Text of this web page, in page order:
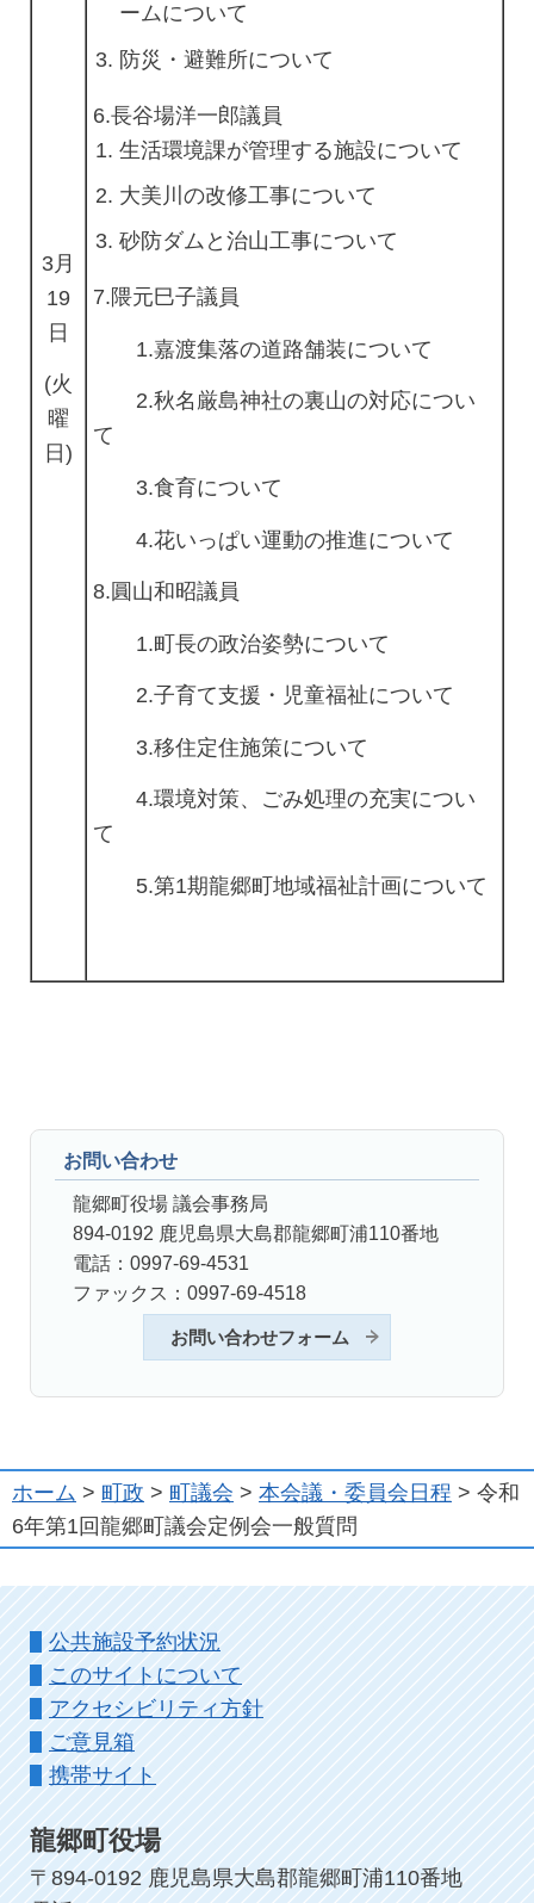
3月
19
日
(火
曜
日)
ームについて
防災・避難所について
6.長谷場洋一郎議員
生活環境課が管理する施設について
大美川の改修工事について
砂防ダムと治山工事について
7.隈元巳子議員
1.嘉渡集落の道路舗装について
2.秋名厳島神社の裏山の対応につい
て
3.食育について
4.花いっぱい運動の推進について
8.圓山和昭議員
1.町長の政治姿勢について
2.子育て支援・児童福祉について
3.移住定住施策について
4.環境対策、ごみ処理の充実につい
て
5.第1期龍郷町地域福祉計画について
お問い合わせ
龍郷町役場 議会事務局
894-0192 鹿児島県大島郡龍郷町浦110番地
電話：0997-69-4531
ファックス：0997-69-4518
お問い合わせフォーム
ホーム > 町政 > 町議会 > 本会議・委員会日程 > 令和
6年第1回龍郷町議会定例会一般質問
公共施設予約状況
このサイトについて
アクセシビリティ方針
ご意見箱
携帯サイト
龍郷町役場
〒894-0192 鹿児島県大島郡龍郷町浦110番地